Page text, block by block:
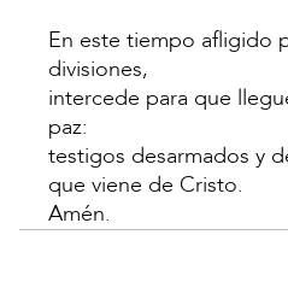
En este tiempo afligido
divisiones,
intercede para que
paz:
testigos desarmados y
que viene de Cristo.
Amén.